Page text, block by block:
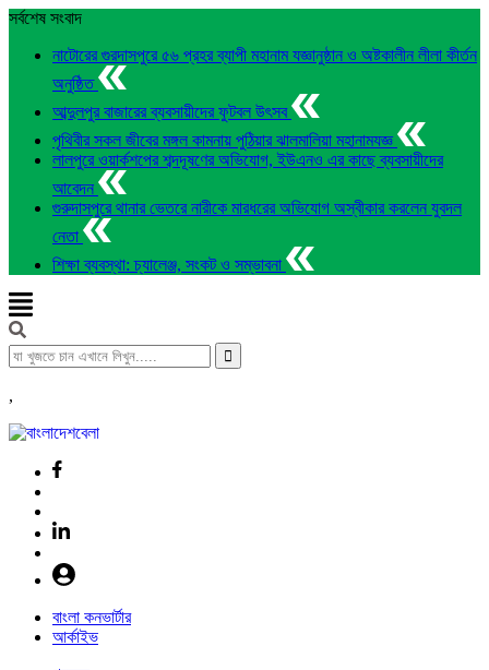
সর্বশেষ সংবাদ
নাটোরের গুরদাসপুরে ৫৬ প্রহর ব্যাপী মহানাম যজ্ঞানুষ্ঠান ও অষ্টকালীন লীলা কীর্তন
অনুষ্ঠিত
আব্দুলপুর বাজারের ব্যবসায়ীদের ফুটবল উৎসব
পৃথিবীর সকল জীবের মঙ্গল কামনায় পুঠিয়ার ঝালমালিয়া মহানামযজ্ঞ
লালপুরে ওয়ার্কশপের শব্দদূষণের অভিযোগ, ইউএনও এর কাছে ব্যবসায়ীদের
আবেদন
গুরুদাসপুরে থানার ভেতরে নারীকে মারধরের অভিযোগ অস্বীকার করলেন যুবদল
নেতা
শিক্ষা ব্যবস্থা: চ্যালেঞ্জ, সংকট ও সম্ভাবনা
,
বাংলা কনভার্টার
আর্কাইভ